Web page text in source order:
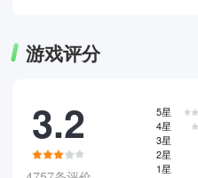
游戏评分
3.2 5星
4星
3星
2星
1星